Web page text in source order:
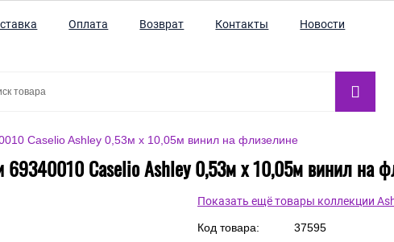
Оплата Возврат Контакты Новости
Caselio Ashley 0,53м x 10,05м винил на флизелине
69340010 Caselio Ashley 0,53м x 10,05м винил на
Показать ещё товары коллекции
Код товара: 37595